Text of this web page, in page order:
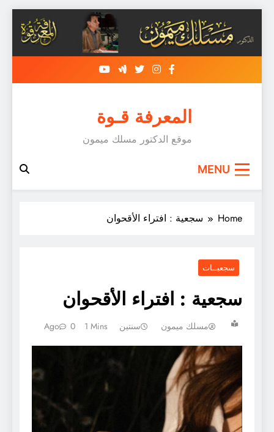
content
المعرفة قـوة
موقع الدكتور مسلك ميمون
MENU
Home سجعية : افتراء الأقحوان
سجعيــات
سجعية : افتراء الأقحوان
مسلك ميمون سنتين Ago 0 1 Mins